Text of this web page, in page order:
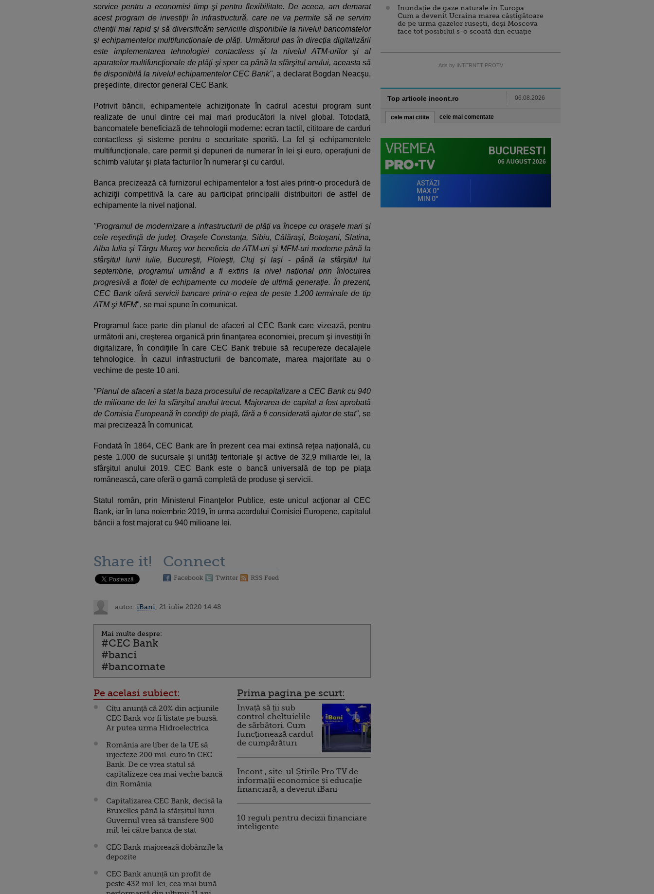
service pentru a economisi timp şi pentru flexibilitate. De aceea, am demarat
acest program de investiţii în infrastructură, care ne va permite să ne servim
clienţii mai rapid şi să diversificăm serviciile disponibile la nivelul bancomatelor
şi echipamentelor multifuncţionale de plăţi. Următorul pas în direcţia digitalizării
este implementarea tehnologiei contactless şi la nivelul ATM-urilor şi al
aparatelor multifuncţionale de plăţi şi sper ca până la sfârşitul anului, aceasta să
fie disponibilă la nivelul echipamentelor CEC Bank", a declarat Bogdan Neacşu,
preşedinte, director general CEC Bank.
Potrivit băncii, echipamentele achiziţionate în cadrul acestui program sunt
realizate de unul dintre cei mai mari producători la nivel global. Totodată,
bancomatele beneficiază de tehnologii moderne: ecran tactil, cititoare de carduri
contactless şi sisteme pentru o securitate sporită. La fel şi echipamentele
multifuncţionale, care permit şi depuneri de numerar în lei şi euro, operaţiuni de
schimb valutar şi plata facturilor în numerar şi cu cardul.
Banca precizează că furnizorul echipamentelor a fost ales printr-o procedură de
achiziţii competitivă la care au participat principalii distribuitori de astfel de
echipamente la nivel naţional.
"Programul de modernizare a infrastructurii de plăţi va începe cu oraşele mari şi
cele reşedinţă de judeţ. Oraşele Constanţa, Sibiu, Călăraşi, Botoşani, Slatina,
Alba Iulia şi Târgu Mureş vor beneficia de ATM-uri şi MFM-uri moderne până la
sfârşitul lunii iulie, Bucureşti, Ploieşti, Cluj şi Iaşi - până la sfârşitul lui
septembrie, programul urmând a fi extins la nivel naţional prin înlocuirea
progresivă a flotei de echipamente cu modele de ultimă generaţie. În prezent,
CEC Bank oferă servicii bancare printr-o reţea de peste 1.200 terminale de tip
ATM şi MFM", se mai spune în comunicat.
Programul face parte din planul de afaceri al CEC Bank care vizează, pentru
următorii ani, creşterea organică prin finanţarea economiei, precum şi investiţii în
digitalizare, în condiţiile în care CEC Bank trebuie să recupereze decalajele
tehnologice. În cazul infrastructurii de bancomate, marea majoritate au o
vechime de peste 10 ani.
"Planul de afaceri a stat la baza procesului de recapitalizare a CEC Bank cu 940
de milioane de lei la sfârşitul anului trecut. Majorarea de capital a fost aprobată
de Comisia Europeană în condiţii de piaţă, fără a fi considerată ajutor de stat", se
mai precizează în comunicat.
Fondată în 1864, CEC Bank are în prezent cea mai extinsă reţea naţională, cu
peste 1.000 de sucursale şi unităţi teritoriale şi active de 32,9 miliarde lei, la
sfârşitul anului 2019. CEC Bank este o bancă universală de top pe piaţa
românească, care oferă o gamă completă de produse şi servicii.
Statul român, prin Ministerul Finanţelor Publice, este unicul acţionar al CEC
Bank, iar în luna noiembrie 2019, în urma acordului Comisiei Europene, capitalul
băncii a fost majorat cu 940 milioane lei.
Share it! Connect
Facebook Twitter RSS Feed
autor: iBani , 21 iulie 2020 14:48
Mai multe despre:
#CEC Bank
#banci
#bancomate
Pe acelasi subiect:
Cîțu anunță că 20% din acţiunile
CEC Bank vor fi listate pe bursă.
Ar putea urma Hidroelectrica
România are liber de la UE să
injecteze 200 mil. euro în CEC
Bank. De ce vrea statul să
capitalizeze cea mai veche bancă
din România
Capitalizarea CEC Bank, decisă la
Bruxelles până la sfârșitul lunii.
Guvernul vrea să transfere 900
mil. lei către banca de stat
CEC Bank majorează dobânzile la
depozite
CEC Bank anunță un profit de
peste 432 mil. lei, cea mai bună
Prima pagina pe scurt:
Invață să ții sub
control cheltuielile
de sărbători. Cum
funcționează cardul
de cumpărături
Incont , site-ul Știrile Pro TV de
informații economice și educație
financiară, a devenit iBani
10 reguli pentru decizii financiare
inteligente
Inundație de gaze naturale în Europa.
Cum a devenit Ucraina marea câștigătoare
de pe urma gazelor rusești, deși Moscova
face tot posibilul s-o scoată din ecuație
Ads by INTERNET PROTV
Top articole incont.ro 06.08.2026
cele mai citite cele mai comentate